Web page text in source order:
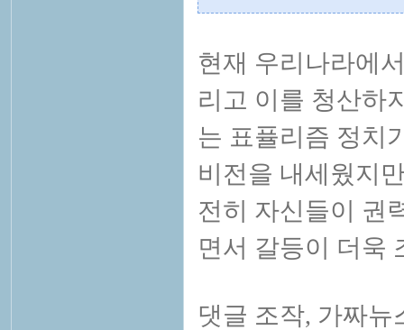
현재 우리나라에
리고 이를 청산하
는 표퓰리즘 정치
비전을 내세웠지
전히 자신들이 권
면서 갈등이 더욱
댓글 조작, 가짜